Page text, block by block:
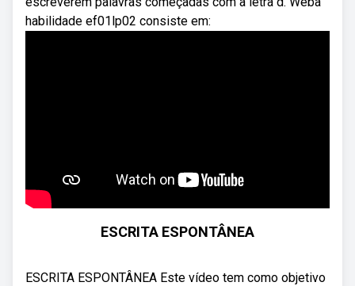
habilidade ef01lp02 consiste em:
ESCRITA ESPONTÂNEA
ESCRITA ESPONTÂNEA Este vídeo tem como objetivo